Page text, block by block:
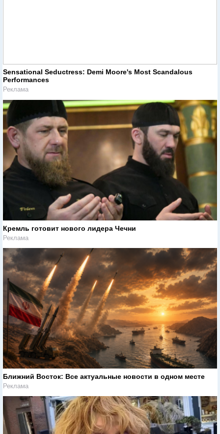
Sensational Seductress: Demi Moore's Most Scandalous
Performances
Реклама
Кремль готовит нового лидера Чечни
Реклама
Ближний Восток: Все актуальные новости в одном месте
Реклама